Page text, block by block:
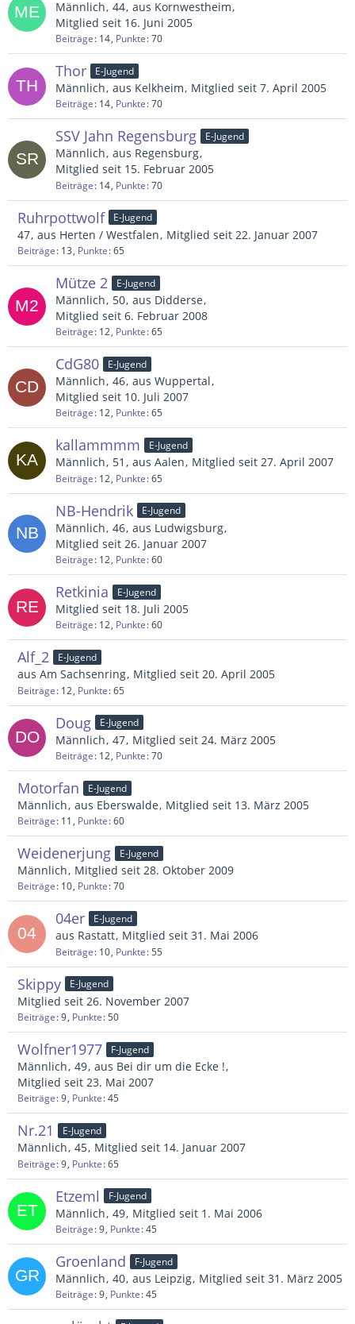
Männlich 44 aus Kornwestheim
Mitglied seit 16. Juni 2005
Beiträge 14 Punkte 70
Thor E-Jugend
Männlich aus Kelkheim Mitglied seit 7. April 2005
Beiträge 14 Punkte 70
SSV Jahn Regensburg E-Jugend
Männlich aus Regensburg
Mitglied seit 15. Februar 2005
Beiträge 14 Punkte 70
Ruhrpottwolf E-Jugend
47 aus Herten / Westfalen Mitglied seit 22. Januar 2007
Beiträge 13 Punkte 65
Mütze 2 E-Jugend
Männlich 50 aus Didderse
Mitglied seit 6. Februar 2008
Beiträge 12 Punkte 65
CdG80 E-Jugend
Männlich 46 aus Wuppertal
Mitglied seit 10. Juli 2007
Beiträge 12 Punkte 65
kallammmm E-Jugend
Männlich 51 aus Aalen Mitglied seit 27. April 2007
Beiträge 12 Punkte 65
NB-Hendrik E-Jugend
Männlich 46 aus Ludwigsburg
Mitglied seit 26. Januar 2007
Beiträge 12 Punkte 60
Retkinia E-Jugend
Mitglied seit 18. Juli 2005
Beiträge 12 Punkte 60
Alf_2 E-Jugend
aus Am Sachsenring Mitglied seit 20. April 2005
Beiträge 12 Punkte 65
Doug E-Jugend
Männlich 47 Mitglied seit 24. März 2005
Beiträge 12 Punkte 70
Motorfan E-Jugend
Männlich aus Eberswalde Mitglied seit 13. März 2005
Beiträge 11 Punkte 60
Weidenerjung E-Jugend
Männlich Mitglied seit 28. Oktober 2009
Beiträge 10 Punkte 70
04er E-Jugend
aus Rastatt Mitglied seit 31. Mai 2006
Beiträge 10 Punkte 55
Skippy E-Jugend
Mitglied seit 26. November 2007
Beiträge 9 Punkte 50
Wolfner1977 F-Jugend
Männlich 49 aus Bei dir um die Ecke !
Mitglied seit 23. Mai 2007
Beiträge 9 Punkte 45
Nr.21 E-Jugend
Männlich 45 Mitglied seit 14. Januar 2007
Beiträge 9 Punkte 65
Etzeml F-Jugend
Männlich 49 Mitglied seit 1. Mai 2006
Beiträge 9 Punkte 45
Groenland F-Jugend
Männlich 40 aus Leipzig Mitglied seit 31. März 2005
Beiträge 9 Punkte 45